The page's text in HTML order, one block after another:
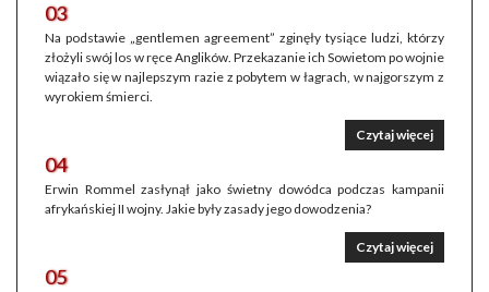
03
Na podstawie „gentlemen agreement” zginęły tysiące ludzi, którzy
złożyli swój los w ręce Anglików. Przekazanie ich Sowietom po wojnie
wiązało się w najlepszym razie z pobytem w łagrach, w najgorszym z
wyrokiem śmierci.
Czytaj więcej
04
Erwin Rommel zasłynął jako świetny dowódca podczas kampanii
afrykańskiej II wojny. Jakie były zasady jego dowodzenia?
Czytaj więcej
05